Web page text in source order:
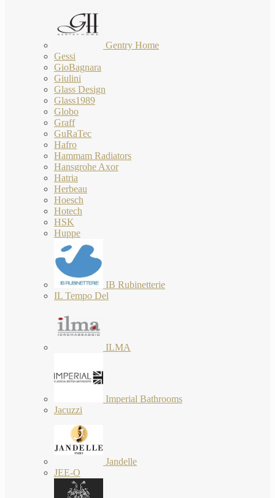
Gentry Home
Gessi
GioBagnara
Giulini
Glass Design
Glass1989
Globo
Graff
GuRaTec
Hafro
Hammam Radiators
Hansgrohe Axor
Hatria
Herbeau
Hoesch
Hotech
HSK
Huppe
IB Rubinetterie
IL Tempo Del
ILMA
Imperial Bathrooms
Jacuzzi
Jandelle
JEE-O